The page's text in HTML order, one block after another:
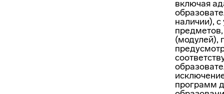
включая
наличии),
(модулей),
программ